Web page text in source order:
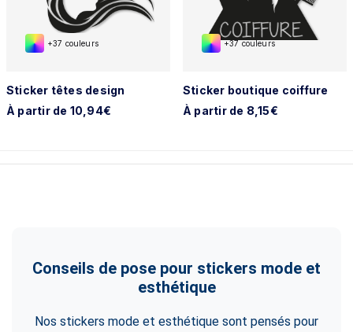
+37 couleurs
Sticker têtes design
À partir de 10,94€
+37 couleurs
Sticker boutique coiffure
À partir de 8,15€
Conseils de pose pour stickers mode et
esthétique
Nos stickers mode et esthétique sont pensés pour